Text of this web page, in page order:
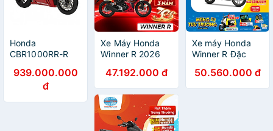
Honda
CBR1000RR-R
939.000.000
đ
Xe Máy Honda
Winner R 2026
Chuẩn
47.192.000 đ
Xe máy Honda
Winner R Đặc
50.560.000 đ